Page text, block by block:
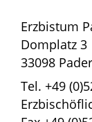
Erzbistum
Domplatz 3
33098
Tel. +49